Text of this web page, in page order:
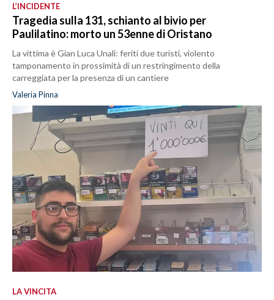
L’INCIDENTE
Tragedia sulla 131, schianto al bivio per
Paulilatino: morto un 53enne di Oristano
La vittima è Gian Luca Unali: feriti due turisti, violento
tamponamento in prossimità di un restringimento della
carreggiata per la presenza di un cantiere
Valeria Pinna
LA VINCITA